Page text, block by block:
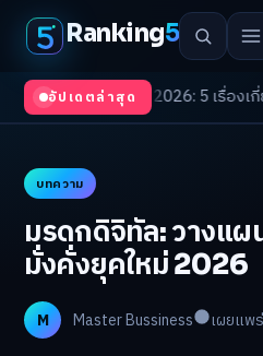
Ranking5
อัปเดตล่าสุด
Trends 2026: 5 เรื่องเกี่ยวกับการแพ
บทความ
มรดกดิจิทัล: วางแผ
มั่งคั่งยุคใหม่ 2026
M Master Bussiness เผยแพ